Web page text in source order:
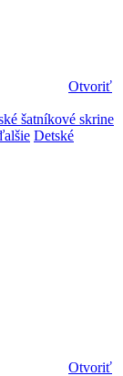
Otvoriť
šatníkové skrine
Detské
Otvoriť